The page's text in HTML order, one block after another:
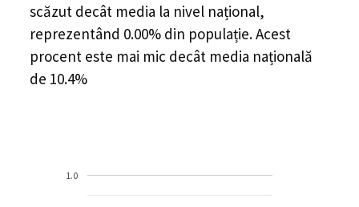
scăzut decât media la nivel național,
reprezentând 0.00% din populație. Acest
procent este mai mic decât media națională
de 10.4%
1.0